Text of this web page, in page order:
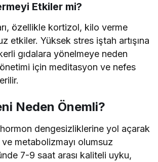
Etkiler mi?
özellikle kortizol, kilo verme
etkiler. Yüksek stres iştah artışına
gıdalara yönelmeye neden
için meditasyon ve nefes
Neden Önemli?
dengesizliklerine yol açarak
ve metabolizmayı olumsuz
7-9 saat arası kaliteli uyku,